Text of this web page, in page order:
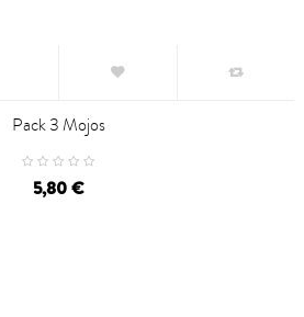
Pack 3 Mojos
5,80 €